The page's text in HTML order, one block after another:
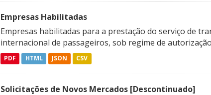
Empresas Habilitadas
Empresas habilitadas para a prestação do serviço de
internacional de passageiros, sob regime de
PDF HTML JSON CSV
Solicitações de Novos Mercados [Descontinuado]